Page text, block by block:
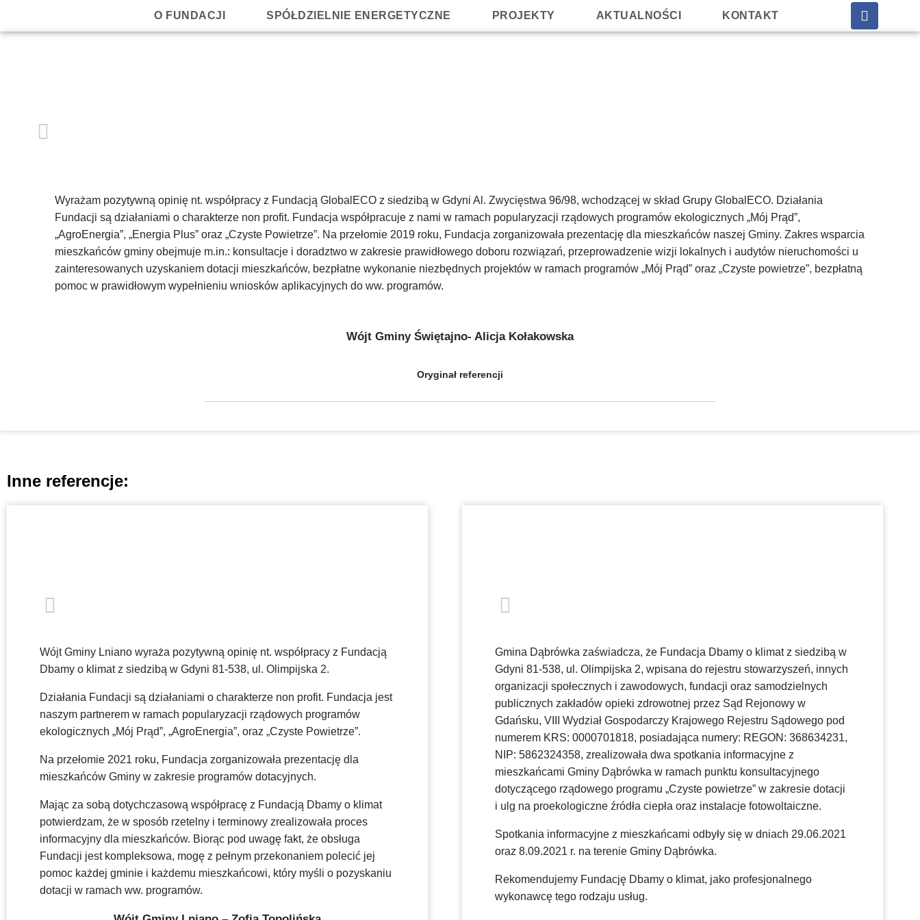
O FUNDACJI SPÓŁDZIELNIE ENERGETYCZNE PROJEKTY AKTUALNOŚCI KONTAKT
Wyrażam pozytywną opinię nt. współpracy z Fundacją GlobalECO z siedzibą w Gdyni Al. Zwycięstwa 96/98, wchodzącej w skład Grupy GlobalECO. Działania
Fundacji są działaniami o charakterze non profit. Fundacja współpracuje z nami w ramach popularyzacji rządowych programów ekologicznych „Mój Prąd”,
„AgroEnergia”, „Energia Plus” oraz „Czyste Powietrze”. Na przełomie 2019 roku, Fundacja zorganizowała prezentację dla mieszkańców naszej Gminy. Zakres wsparcia
mieszkańców gminy obejmuje m.in.: konsultacje i doradztwo w zakresie prawidłowego doboru rozwiązań, przeprowadzenie wizji lokalnych i audytów nieruchomości u
zainteresowanych uzyskaniem dotacji mieszkańców, bezpłatne wykonanie niezbędnych projektów w ramach programów „Mój Prąd” oraz „Czyste powietrze”, bezpłatną
pomoc w prawidłowym wypełnieniu wniosków aplikacyjnych do ww. programów.
Wójt Gminy Świętajno- Alicja Kołakowska
Oryginał referencji
Inne referencje:
Wójt Gminy Lniano wyraża pozytywną opinię nt. współpracy z Fundacją
Dbamy o klimat z siedzibą w Gdyni 81-538, ul. Olimpijska 2.
Działania Fundacji są działaniami o charakterze non profit. Fundacja jest
naszym partnerem w ramach popularyzacji rządowych programów
ekologicznych „Mój Prąd”, „AgroEnergia”, oraz „Czyste Powietrze”.
Na przełomie 2021 roku, Fundacja zorganizowała prezentację dla
mieszkańców Gminy w zakresie programów dotacyjnych.
Mając za sobą dotychczasową współpracę z Fundacją Dbamy o klimat
potwierdzam, że w sposób rzetelny i terminowy zrealizowała proces
informacyjny dla mieszkańców. Biorąc pod uwagę fakt, że obsługa
Fundacji jest kompleksowa, mogę z pełnym przekonaniem polecić jej
pomoc każdej gminie i każdemu mieszkańcowi, który myśli o pozyskaniu
dotacji w ramach ww. programów.
Gmina Dąbrówka zaświadcza, że Fundacja Dbamy o klimat z siedzibą w
Gdyni 81-538, ul. Olimpijska 2, wpisana do rejestru stowarzyszeń, innych
organizacji społecznych i zawodowych, fundacji oraz samodzielnych
publicznych zakładów opieki zdrowotnej przez Sąd Rejonowy w
Gdańsku, VIII Wydział Gospodarczy Krajowego Rejestru Sądowego pod
numerem KRS: 0000701818, posiadająca numery: REGON: 368634231,
NIP: 5862324358, zrealizowała dwa spotkania informacyjne z
mieszkańcami Gminy Dąbrówka w ramach punktu konsultacyjnego
dotyczącego rządowego programu „Czyste powietrze” w zakresie dotacji
i ulg na proekologiczne źródła ciepła oraz instalacje fotowoltaiczne.
Spotkania informacyjne z mieszkańcami odbyły się w dniach 29.06.2021
oraz 8.09.2021 r. na terenie Gminy Dąbrówka.
Rekomendujemy Fundację Dbamy o klimat, jako profesjonalnego
wykonawcę tego rodzaju usług.